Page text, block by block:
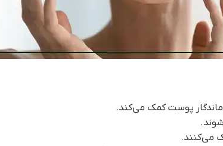
ماندگار پوست کمک می‌کند.
می‌کنند.